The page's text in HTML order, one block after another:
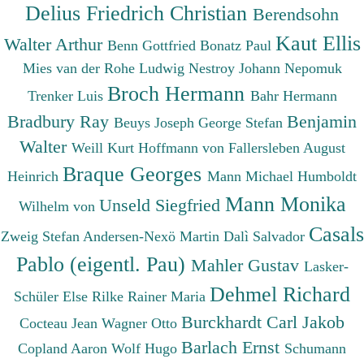
Delius Friedrich Christian Berendsohn
Walter Arthur Benn Gottfried Bonatz Paul Kaut Ellis
Mies van der Rohe Ludwig Nestroy Johann Nepomuk
Trenker Luis Broch Hermann Bahr Hermann
Bradbury Ray Beuys Joseph George Stefan Benjamin
Walter Weill Kurt Hoffmann von Fallersleben August
Heinrich Braque Georges Mann Michael Humboldt
Wilhelm von Unseld Siegfried Mann Monika
Zweig Stefan Andersen-Nexö Martin Dalì Salvador Casals
Pablo (eigentl. Pau) Mahler Gustav Lasker-
Schüler Else Rilke Rainer Maria Dehmel Richard
Cocteau Jean Wagner Otto Burckhardt Carl Jakob
Copland Aaron Wolf Hugo Barlach Ernst Schumann